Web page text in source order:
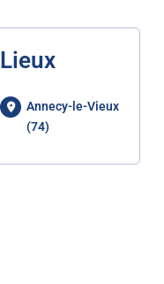
Lieux
Annecy-le-Vieux
(74)